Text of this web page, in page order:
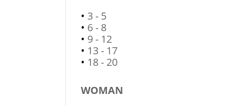
• 3 - 5
• 6 - 8
• 9 - 12
• 13 - 17
• 18 - 20
WOMAN